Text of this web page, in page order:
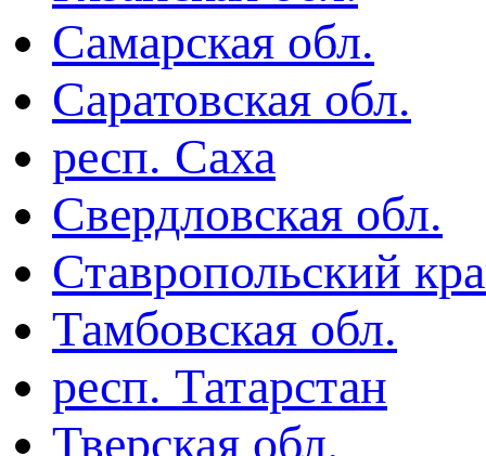
Самарская обл.
Саратовская обл.
респ. Саха
Свердловская обл.
Ставропольский
Тамбовская обл.
респ. Татарстан
Тверская обл.